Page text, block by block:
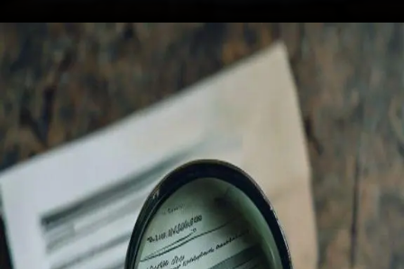
https://ademilsoncs.adv.br/